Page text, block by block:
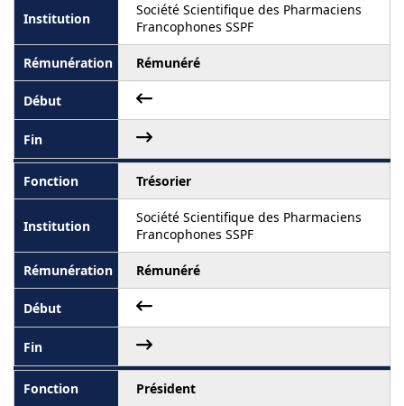
Société Scientifique des Pharmaciens
Francophones SSPF
Rémunéré
Trésorier
Société Scientifique des Pharmaciens
Francophones SSPF
Rémunéré
Président